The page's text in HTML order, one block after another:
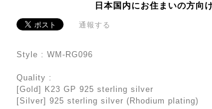
日本国内にお住まいの方向
通報する
Style : WM-RG096
Quality :
[Gold] K23 GP 925 sterling silver
[Silver] 925 sterling silver (Rhodium plating)